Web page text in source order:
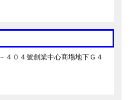
４０４號創業中心商場地下Ｇ４